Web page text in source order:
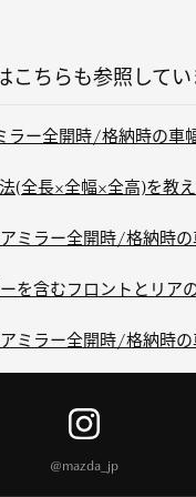
こちらも参照してい
ラー全開時/格納時の車
(全長×全幅×全高)を教
ミラー全開時/格納時
ーを含むフロントとリア
ミラー全開時/格納時
@mazda_jp